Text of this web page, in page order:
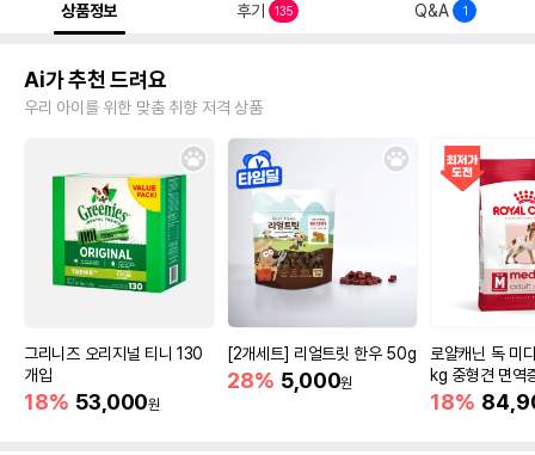
상품정보 후기 135 Q&A 1
Ai가 추천 드려요
우리 아이를 위한 맞춤 취향 저격 상품
그리니즈 오리지널 티니 130
개입
18% 53,000원
[2개세트] 리얼트릿 한우 50g
28% 5,000원
로얄캐닌 독 미
kg 중형견 면역
18%